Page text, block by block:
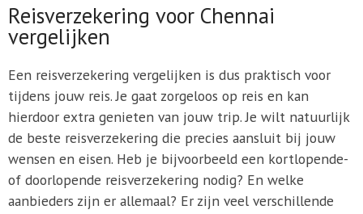
Reisverzekering voor Chennai
vergelijken
Een reisverzekering vergelijken is dus praktisch voor
tijdens jouw reis. Je gaat zorgeloos op reis en kan
hierdoor extra genieten van jouw trip. Je wilt natuurlijk
de beste reisverzekering die precies aansluit bij jouw
wensen en eisen. Heb je bijvoorbeeld een kortlopende-
of doorlopende reisverzekering nodig? En welke
aanbieders zijn er allemaal? Er zijn veel verschillende